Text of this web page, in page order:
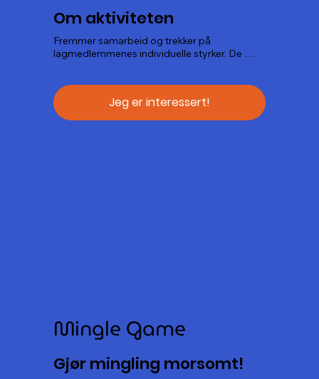
Om aktiviteten
Fremmer samarbeid og trekker på
lagmedlemmenes individuelle styrker. De
arbeidsoppgaver på en god måte.
Jeg er interessert!
Mingle Game
Gjør mingling morsomt!